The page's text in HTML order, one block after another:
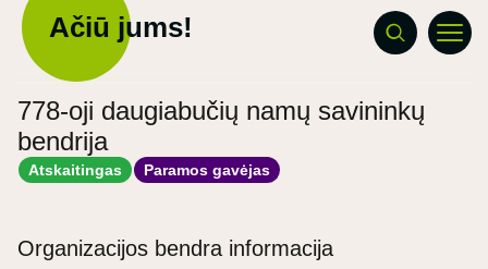
Ačiū jums!
778-oji daugiabučių namų savininkų
bendrija
Atskaitingas Paramos gavėjas
Organizacijos bendra informacija